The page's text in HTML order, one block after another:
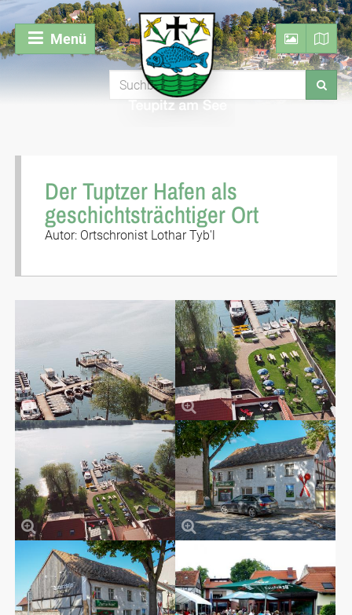
Menü
Der Tuptzer Hafen als
geschichtsträchtiger Ort
Autor: Ortschronist Lothar Tyb'l